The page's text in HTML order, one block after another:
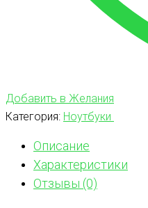
Добавить в Желания
Категория: Ноутбуки
Описание
Характеристики
Отзывы (0)